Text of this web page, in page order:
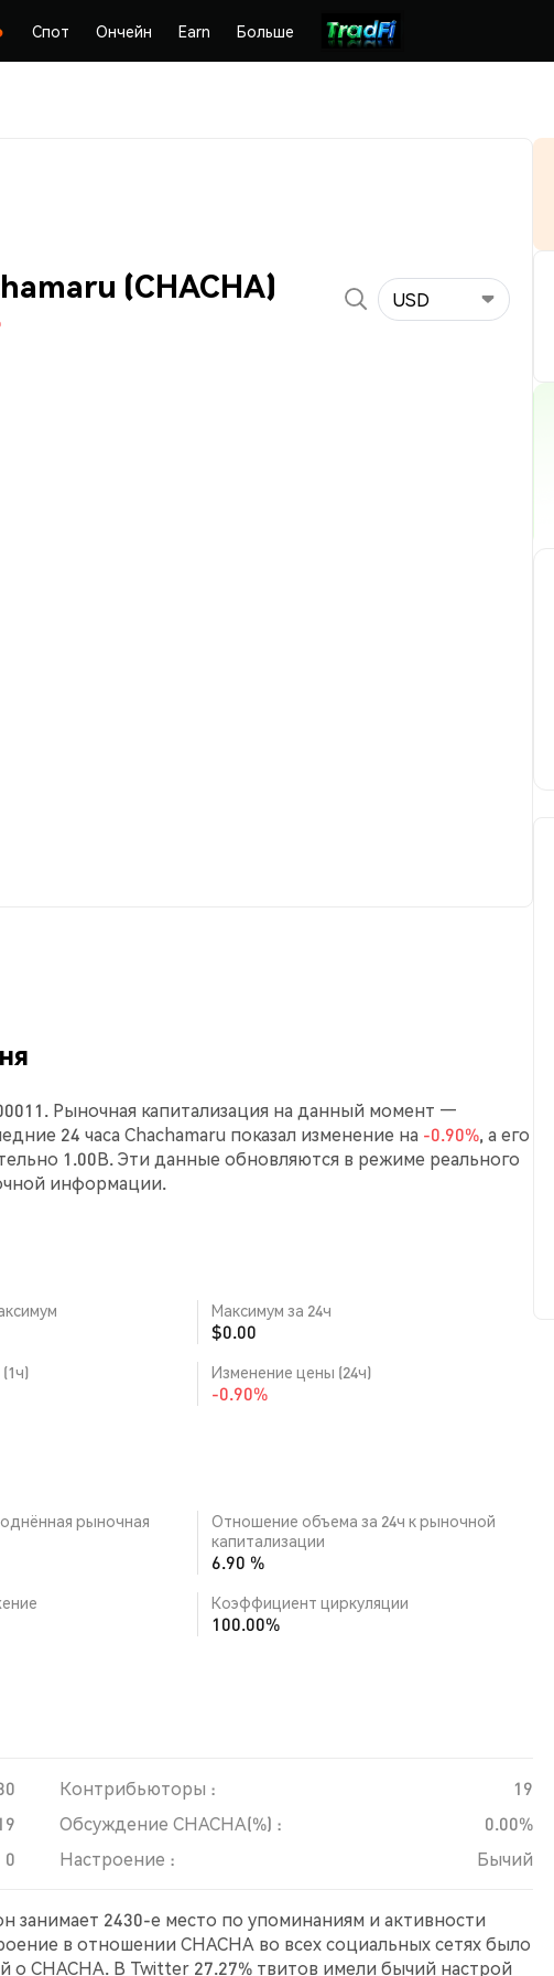
Спот Ончейн Earn Больше
(CHACHA) USD
Рыночная капитализация на данный момент —
24 часа Chachamaru показал изменение на -0.90%, а его
1.00B. Эти данные обновляются в режиме реального
информации.
Максимум за 24ч
$0.00
Изменение цены (24ч)
-0.90%
рыночная
Отношение объема за 24ч к рыночной
капитализации
6.90 %
Коэффициент циркуляции
100.00%
Контрибьюторы :
19
Обсуждение CHACHA(%) :
0.00%
0 Настроение : Бычий
занимает 2430-е место по упоминаниям и активности
в отношении CHACHA во всех социальных сетях было
CHACHA. В Twitter 27.27% твитов имели бычий настрой